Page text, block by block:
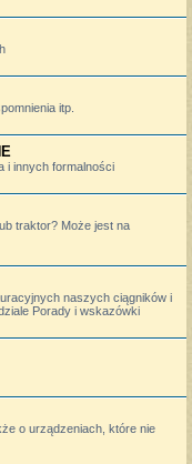
itp.
i innych formalności
traktor? Może jest na
naszych ciągników i
Porady i wskazówki
o urządzeniach, które nie